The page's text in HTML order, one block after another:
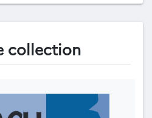
collection